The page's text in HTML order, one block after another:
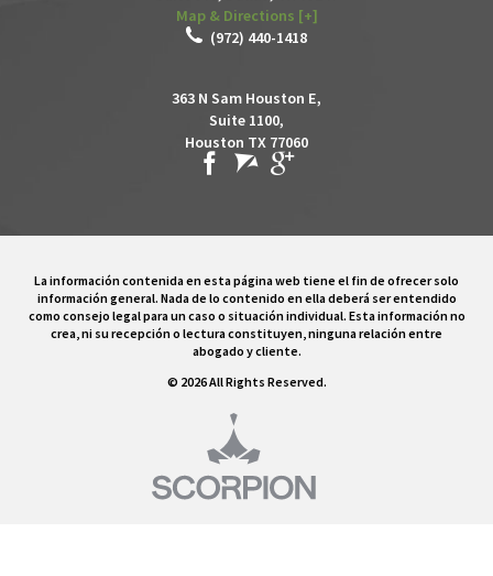
Map & Directions [+]
(972) 440-1418
363 N Sam Houston E,
Suite 1100,
Houston TX 77060
La información contenida en esta página web tiene el fin de ofrecer solo
información general. Nada de lo contenido en ella deberá ser entendido
como consejo legal para un caso o situación individual. Esta información no
crea, ni su recepción o lectura constituyen, ninguna relación entre
abogado y cliente.
© 2026 All Rights Reserved.